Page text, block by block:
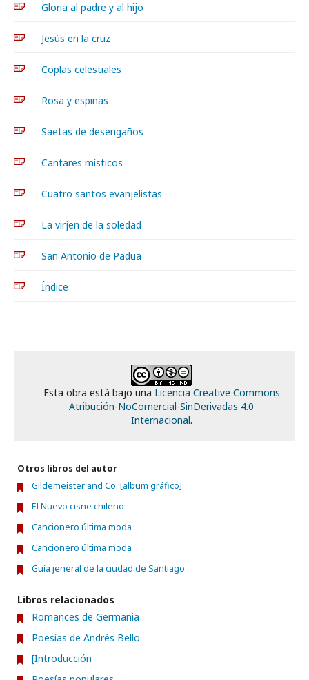
Gloria al padre y al hijo
Jesús en la cruz
Coplas celestiales
Rosa y espinas
Saetas de desengaños
Cantares místicos
Cuatro santos evanjelistas
La virjen de la soledad
San Antonio de Padua
Índice
Esta obra está bajo una Licencia Creative Commons
Atribución-NoComercial-SinDerivadas 4.0
Internacional.
Otros libros del autor
Gildemeister and Co. [album gráfico]
El Nuevo cisne chileno
Cancionero última moda
Cancionero última moda
Guía jeneral de la ciudad de Santiago
Libros relacionados
Romances de Germania
Poesías de Andrés Bello
[Introducción